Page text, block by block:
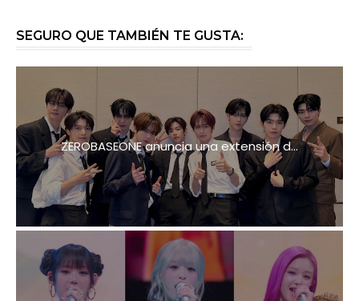
SEGURO QUE TAMBIÉN TE GUSTA:
ZEROBASEONE anuncia una extensión d...